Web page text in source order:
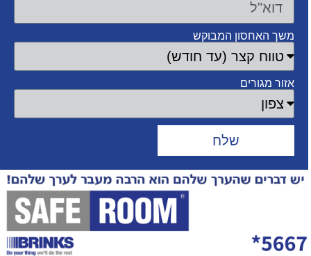
משך האחסון המבוקש
אזור מגורים
שלח